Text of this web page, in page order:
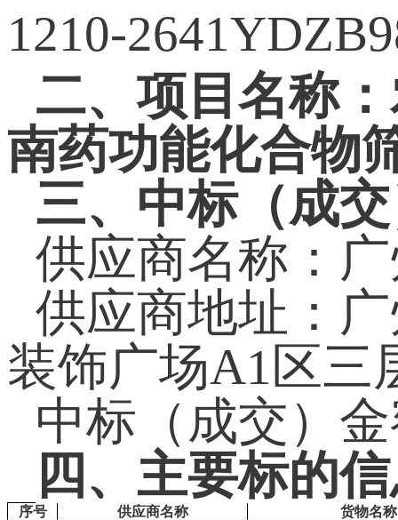
1210-
二、项目名称
南药功能化合物
三、中标（成
供应商名称：
供应商地址：
装饰广场A1区三
中标（成交）
四、主要标的
序号 供应商名称 货物名称